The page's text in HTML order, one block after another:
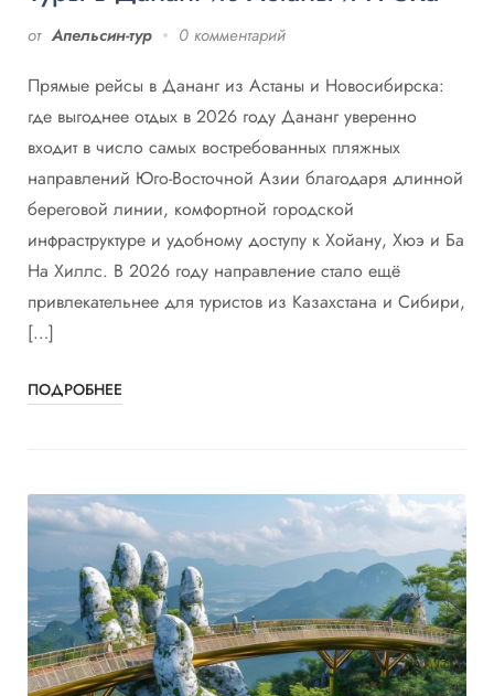
от Апельсин-тур 0 комментарий
Прямые рейсы в Дананг из Астаны и Новосибирска:
где выгоднее отдых в 2026 году Дананг уверенно
входит в число самых востребованных пляжных
направлений Юго-Восточной Азии благодаря длинной
береговой линии, комфортной городской
инфраструктуре и удобному доступу к Хойану, Хюэ и Ба
На Хиллс. В 2026 году направление стало ещё
привлекательнее для туристов из Казахстана и Сибири,
[…]
ПОДРОБНЕЕ